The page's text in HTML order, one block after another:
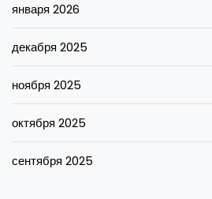
января 2026
декабря 2025
ноября 2025
октября 2025
сентября 2025